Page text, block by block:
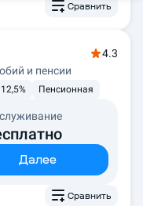
Сравнить
4.3
и пенсии
Пенсионная
Далее
Сравнить